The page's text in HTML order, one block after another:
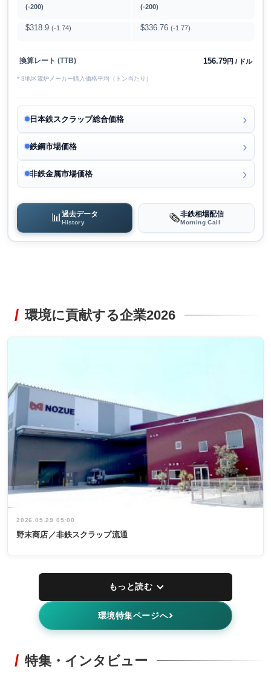
(-200) (-200)
$318.9 (-1.74) $336.76 (-1.77)
換算レート (TTB) 156.79円 / ドル
* 3地区電炉メーカー購入価格平均（トン当たり）
日本鉄スクラップ総合価格
鉄鋼市場価格
非鉄金属市場価格
📊過去データ
History 🗞️非鉄相場配信
Morning Call
環境に貢献する企業2026
2026.05.29 05:00
野末商店／非鉄スクラップ流通
もっと読む
環境特集ページへ
特集・インタビュー